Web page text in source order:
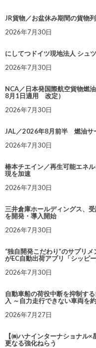
JR貨物／お盆休み期間の貨物
2026年7月30日
にしてつドイツ現地法人 シュ
2026年7月30日
NCA／日本発国際航空貨物燃
8月1日適用 改定）
2026年7月30日
JAL／2026年8月前半 燃油サ
2026年7月30日
椿本チエイン／再生可能エネ
現を加速
2026年7月30日
三井倉庫ホールディングス、
を開発・導入開始
2026年7月30日
“独自開発こだわり”のサプリ
がEC自動出荷アプリ「シッピ
2026年7月30日
自動車船の荷役中断を抑制す
入 ～自力走行できない車両を
2026年7月27日
【㈱ハナインターナショナル
更なる強化ねらう